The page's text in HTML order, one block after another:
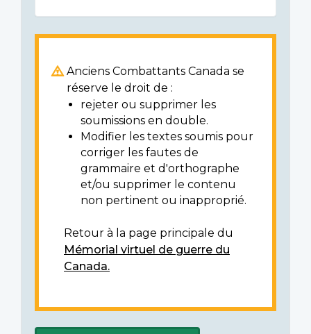
Anciens Combattants Canada se
réserve le droit de :
rejeter ou supprimer les
soumissions en double.
Modifier les textes soumis pour
corriger les fautes de
grammaire et d'orthographe
et/ou supprimer le contenu
non pertinent ou inapproprié.
Retour à la page principale du
Mémorial virtuel de guerre du
Canada.